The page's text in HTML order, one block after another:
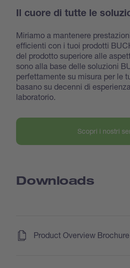
Il cuore di tutte le
Miriamo a mantenere
efficienti con i tuoi prodotti
del prodotto superiore alle
sono alla base delle soluzioni
perfettamente su misura per le
basano su decenni di
laboratorio.
Scopri i nostri
Downloads
Product Overview